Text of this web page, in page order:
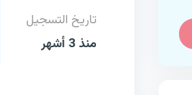
تاريخ التسجيل
منذ 3 أشهر